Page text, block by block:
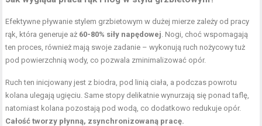
Efektywne pływanie stylem grzbietowym w dużej mierze zależy od pracy
rąk, która generuje aż 60-80% siły napędowej . Nogi, choć wspomagają
ten proces, również mają swoje zadanie – wykonują ruch nożycowy tuż
pod powierzchnią wody, co pozwala zminimalizować opór.
Ruch ten inicjowany jest z biodra, pod linią ciała, a podczas powrotu
kolana ulegają ugięciu. Same stopy delikatnie wynurzają się ponad taflę,
natomiast kolana pozostają pod wodą, co dodatkowo redukuje opór.
Całość tworzy płynną, zsynchronizowaną pracę.